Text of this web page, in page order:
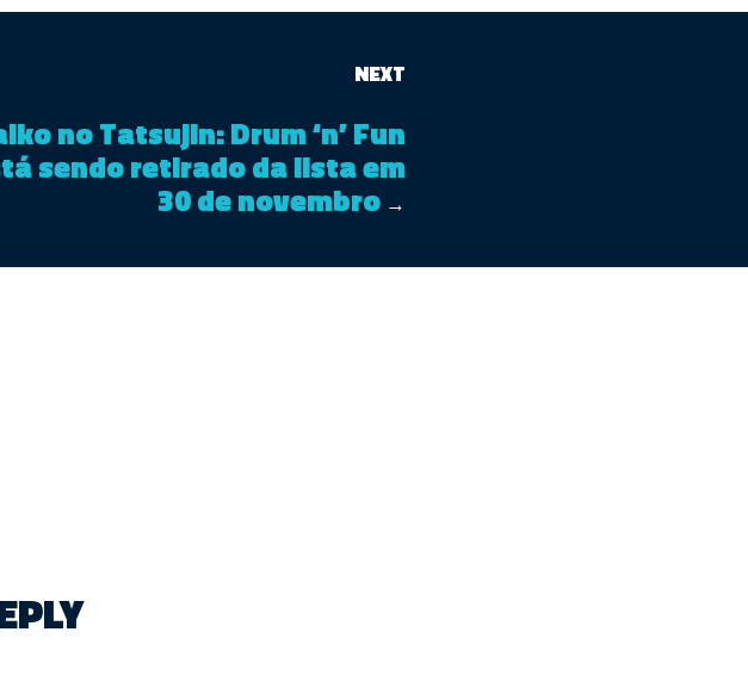
NEXT
no Tatsujin: Drum ‘n’ Fun
sendo retirado da lista em
30 de novembro →